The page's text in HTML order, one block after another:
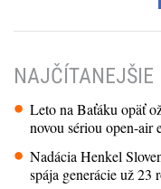
NAJČÍTANEJŠIE
Leto na Baťáku opäť
novou sériou open-air
Nadácia Henkel
spája generácie už 23